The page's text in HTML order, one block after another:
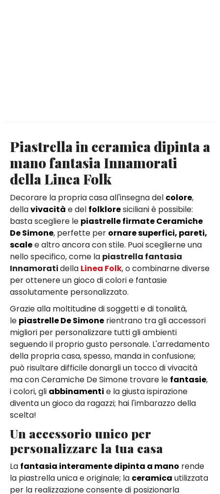
Piastrella in ceramica dipinta a
mano fantasia Innamorati
della Linea Folk
Decorare la propria casa all'insegna del colore,
dellavivacità e del folkloresiciliani è possibile:
basta scegliere le piastrelle firmate Ceramiche
De Simone, perfette per ornare superfici, pareti,
scalee altro ancora con stile. Puoi sceglierne una
nello specifico, come la piastrella fantasia
Innamoratidella Linea Folk, o combinarne diverse
per ottenere un gioco di colori e fantasie
assolutamente personalizzato.
Grazie alla moltitudine di soggetti e di tonalità,
le piastrelle De Simone rientrano tra gli accessori
migliori per personalizzare tutti gli ambienti
seguendo il proprio gusto personale. L'arredamento
della propria casa, spesso, manda in confusione;
può risultare difficile donargli un tocco di vivacità
ma con Ceramiche De Simone trovare le fantasie,
i colori, gli abbinamenti e la giusta ispirazione
diventa un gioco da ragazzi; hai l'imbarazzo della
scelta!
Un accessorio unico per
personalizzare la tua casa
La fantasia interamente dipinta a mano rende
la piastrella unica e originale; la ceramica utilizzata
per la realizzazione consente di posizionarla